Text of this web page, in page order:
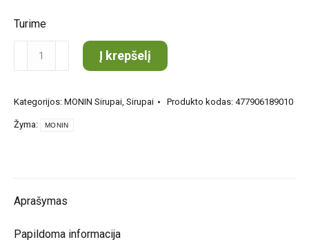
Turime
produkto
kiekis:
sirupų
rinkinys
50ml
Į krepšelį
Kategorijos: MONIN Sirupai, Sirupai Produkto kodas: 477906189010
Žyma: MONIN
Aprašymas
Papildoma informacija